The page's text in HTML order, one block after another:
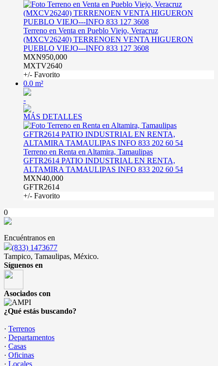
Terreno en Venta en Pueblo Viejo, Veracruz
(MXCV26240) TERRENOEN VENTA HIGUERON
PUEBLO VIEJO---INFO 833 127 3608
MXN950,000
MXTV2640
+/- Favorito
0.0 m²
-
MÁS DETALLES
Terreno en Renta en Altamira, Tamaulipas
GFTR2614 PATIO INDUSTRIAL EN RENTA,
ALTAMIRA TAMAULIPAS INFO 833 202 60 54
MXN40,000
GFTR2614
+/- Favorito
0
Encuéntranos en
(833) 1473677
Tampico, Tamaulipas, México.
Síguenos en
Asociados con
¿Qué estás buscando?
· Terrenos
· Departamentos
· Casas
· Oficinas
· Locales